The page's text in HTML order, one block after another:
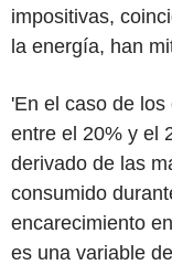
impositivas,
la energía, han
'En el caso de
entre el 20% y el
derivado de las
consumido
encarecimiento
es una variable